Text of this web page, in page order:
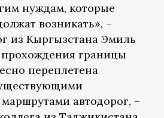
нуждам, которые
возникать», –
из Кыргызстана Эмиль
границы
переплетена
автодорог, –